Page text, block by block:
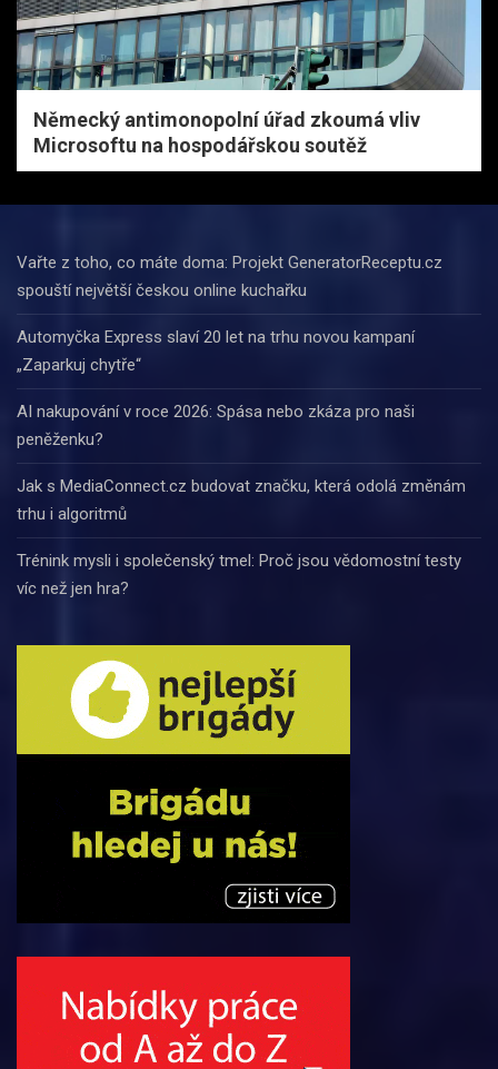
Německý antimonopolní úřad zkoumá vliv
Microsoftu na hospodářskou soutěž
Vařte z toho, co máte doma: Projekt GeneratorReceptu.cz
spouští největší českou online kuchařku
Automyčka Express slaví 20 let na trhu novou kampaní
„Zaparkuj chytře“
AI nakupování v roce 2026: Spása nebo zkáza pro naši
peněženku?
Jak s MediaConnect.cz budovat značku, která odolá změnám
trhu i algoritmů
Trénink mysli i společenský tmel: Proč jsou vědomostní testy
víc než jen hra?